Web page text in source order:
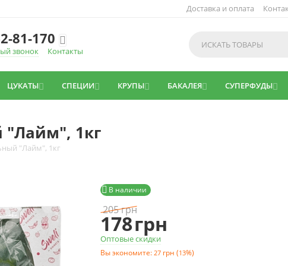
Доставка и оплата
81-170 
звонок Контакты
ЦУКАТЫ СПЕЦИИ КРУПЫ БАКАЛЕЯ СУПЕРФУДЫ
"Лайм", 1кг
"Лайм", 1кг
В наличии

205грн
178грн
Оптовые скидки
Вы экономите: 27 грн (13%)